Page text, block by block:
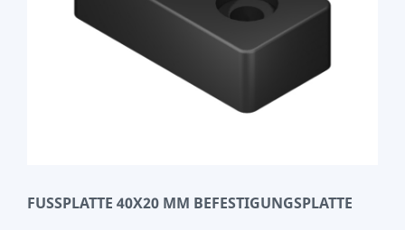
FUSSPLATTE 40X20 MM BEFESTIGUNGSPLATTE